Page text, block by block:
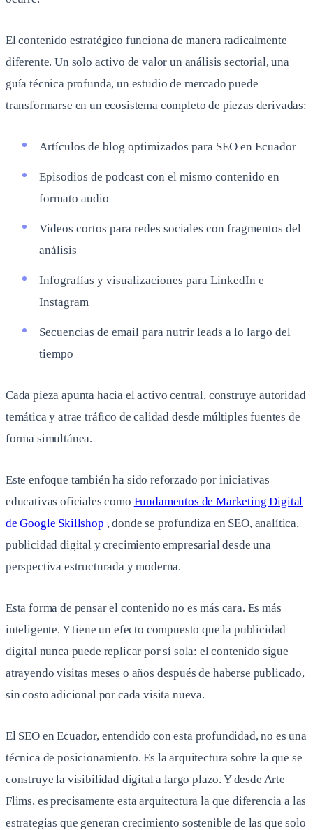
El contenido estratégico funciona de manera radicalmente
diferente. Un solo activo de valor un análisis sectorial, una
guía técnica profunda, un estudio de mercado puede
transformarse en un ecosistema completo de piezas derivadas:
Artículos de blog optimizados para SEO en Ecuador
Episodios de podcast con el mismo contenido en
formato audio
Videos cortos para redes sociales con fragmentos del
análisis
Infografías y visualizaciones para LinkedIn e
Instagram
Secuencias de email para nutrir leads a lo largo del
tiempo
Cada pieza apunta hacia el activo central, construye autoridad
temática y atrae tráfico de calidad desde múltiples fuentes de
forma simultánea.
Este enfoque también ha sido reforzado por iniciativas
educativas oficiales como Fundamentos de Marketing Digital
de Google Skillshop , donde se profundiza en SEO, analítica,
publicidad digital y crecimiento empresarial desde una
perspectiva estructurada y moderna.
Esta forma de pensar el contenido no es más cara. Es más
inteligente. Y tiene un efecto compuesto que la publicidad
digital nunca puede replicar por sí sola: el contenido sigue
atrayendo visitas meses o años después de haberse publicado,
sin costo adicional por cada visita nueva.
El SEO en Ecuador, entendido con esta profundidad, no es una
técnica de posicionamiento. Es la arquitectura sobre la que se
construye la visibilidad digital a largo plazo. Y desde Arte
Flims, es precisamente esta arquitectura la que diferencia a las
estrategias que generan crecimiento sostenible de las que solo